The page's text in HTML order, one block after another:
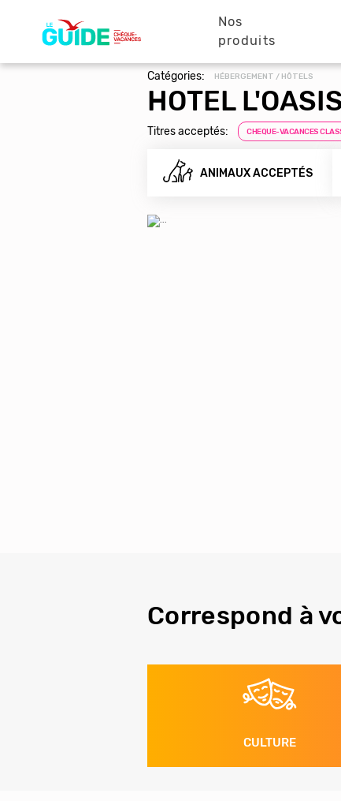
principale
Nos
produits
Catégories: HÉBERGEMENT / HÔTELS
HOTEL
Titres acceptés: CHEQUE-VACANCES
ANIMAUX ACCEPTÉS
Correspond à
CULTURE